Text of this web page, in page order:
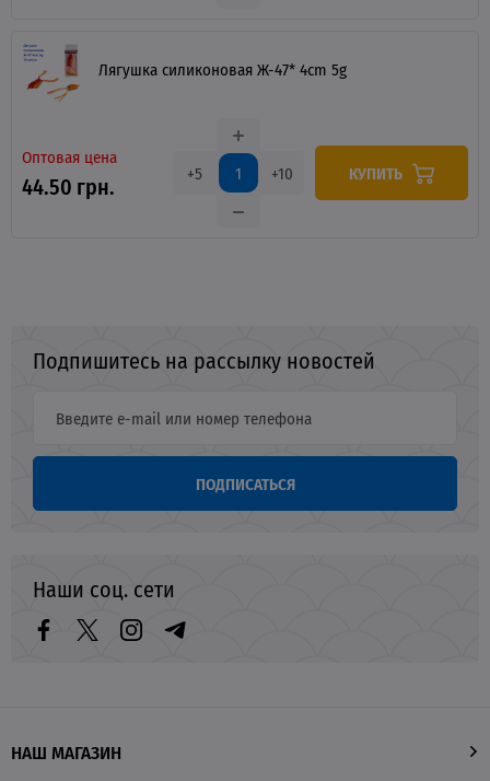
Лягушка силиконовая Ж-47* 4cm 5g
Оптовая цена
44.50 грн. +5 +10 КУПИТЬ
Подпишитесь на рассылку новостей
ПОДПИСАТЬСЯ
Наши соц. сети
НАШ МАГАЗИН